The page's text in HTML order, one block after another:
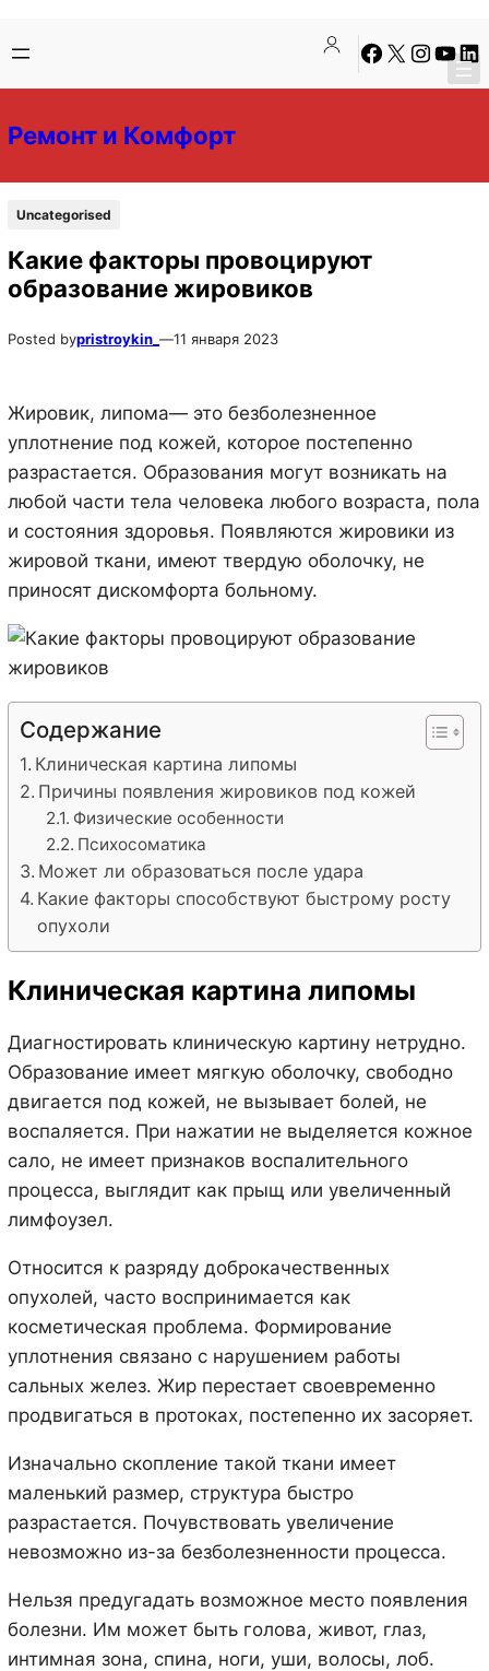
содержимому
содержимому
Facebook
X Instagram
Ремонт и Комфорт
Uncategorised
Какие факторы провоцируют
образование жировиков
Posted bypristroykin_ —11 января 2023
Жировик, липома— это безболезненное
уплотнение под кожей, которое постепенно
разрастается. Образования могут возникать на
любой части тела человека любого возраста, пола
и состояния здоровья. Появляются жировики из
жировой ткани, имеют твердую оболочку, не
приносят дискомфорта больному.
Содержание
Клиническая картина липомы
Причины появления жировиков под кожей
Физические особенности
Психосоматика
Может ли образоваться после удара
Какие факторы способствуют быстрому росту
опухоли
Клиническая картина липомы
Диагностировать клиническую картину нетрудно.
Образование имеет мягкую оболочку, свободно
двигается под кожей, не вызывает болей, не
воспаляется. При нажатии не выделяется кожное
сало, не имеет признаков воспалительного
процесса, выглядит как прыщ или увеличенный
лимфоузел.
Относится к разряду доброкачественных
опухолей, часто воспринимается как
косметическая проблема. Формирование
уплотнения связано с нарушением работы
сальных желез. Жир перестает своевременно
продвигаться в протоках, постепенно их засоряет.
Изначально скопление такой ткани имеет
маленький размер, структура быстро
разрастается. Почувствовать увеличение
невозможно из-за безболезненности процесса.
Нельзя предугадать возможное место появления
болезни. Им может быть голова, живот, глаз,
интимная зона, спина, ноги, уши, волосы, лоб.